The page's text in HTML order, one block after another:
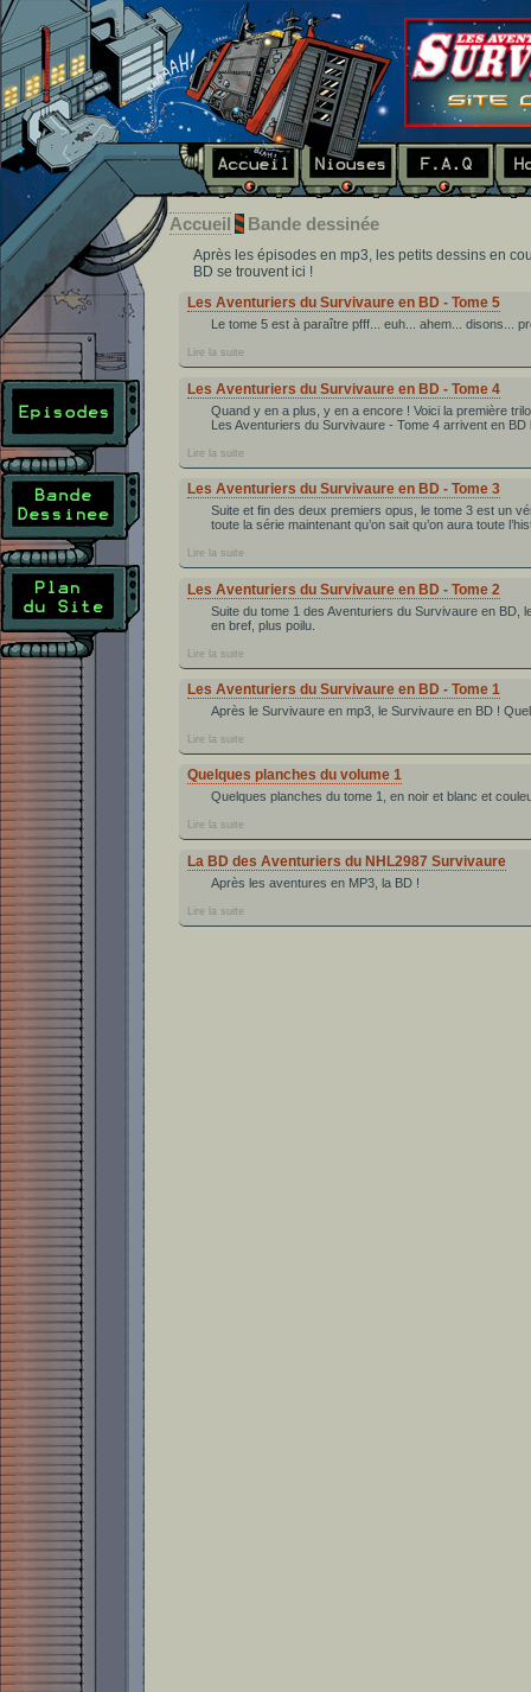
Accueil Bande dessinée
Après les épisodes en mp3, les petits dessins en
BD se trouvent ici !
Les Aventuriers du Survivaure en BD - Tome 5
Le tome 5 est à paraître pfff... euh... ahem... disons...
Lire la suite
Les Aventuriers du Survivaure en BD - Tome 4
Quand y en a plus, y en a encore ! Voici la première
Les Aventuriers du Survivaure - Tome 4 arrivent en
Lire la suite
Les Aventuriers du Survivaure en BD - Tome 3
Suite et fin des deux premiers opus, le tome 3 est un
toute la série maintenant qu’on sait qu’on aura toute
Lire la suite
Les Aventuriers du Survivaure en BD - Tome 2
Suite du tome 1 des Aventuriers du Survivaure en BD,
en bref, plus poilu.
Lire la suite
Les Aventuriers du Survivaure en BD - Tome 1
Après le Survivaure en mp3, le Survivaure en BD !
Lire la suite
Quelques planches du volume 1
Quelques planches du tome 1, en noir et blanc et
Lire la suite
La BD des Aventuriers du NHL2987 Survivaure
Après les aventures en MP3, la BD !
Lire la suite